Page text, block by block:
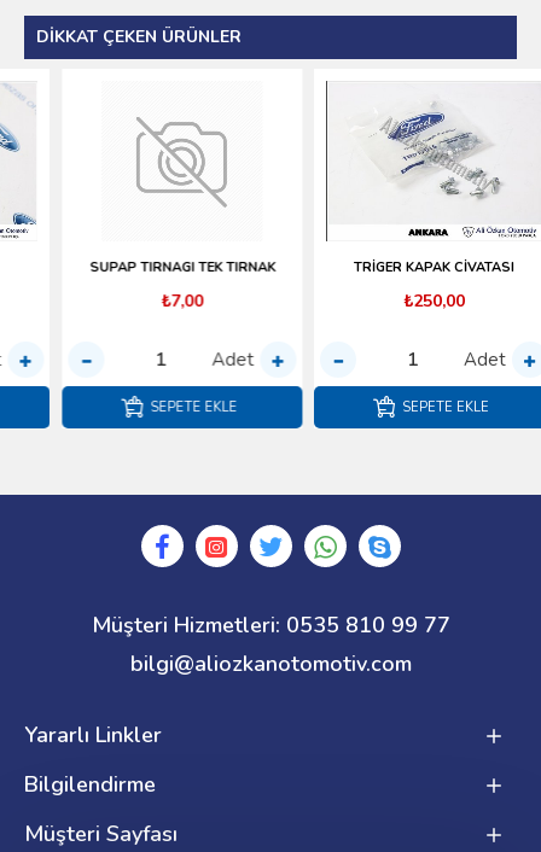
DIKKAT ÇEKEN ÜRÜNLER
SUPAP TIRNAGI TEK TIRNAK
₺7,00
Adet
SEPETE EKLE
TRİGER KAPAK CİVATASI
₺250,00
Adet
SEPETE EKLE
Müşteri Hizmetleri: 0535 810 99 77
bilgi@aliozkanotomotiv.com
Yararlı Linkler
Bilgilendirme
Müşteri Sayfası